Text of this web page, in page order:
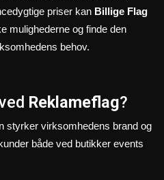
priser kan Billige Flag
mulighederne og finde den
behov.
Reklameflag?
styrker virksomhedens brand og
både ved butikker events